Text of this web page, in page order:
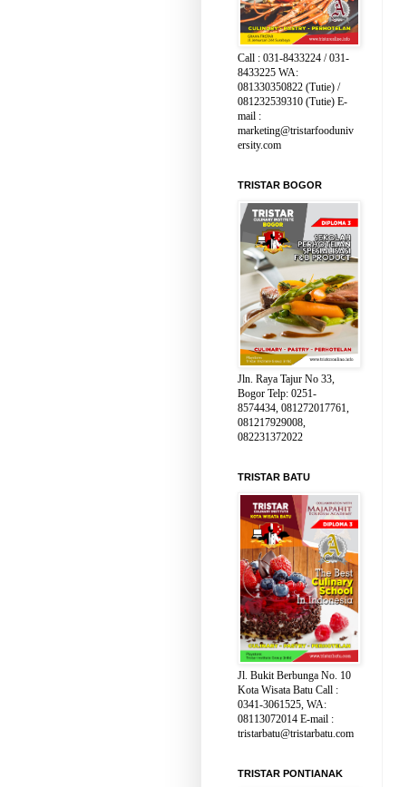
Call : 031-8433224 / 031-
8433225 WA:
081330350822 (Tutie) /
081232539310 (Tutie) E-
mail :
marketing@tristarfooduniv
ersity.com
TRISTAR BOGOR
Jln. Raya Tajur No 33,
Bogor Telp: 0251-
8574434, 081272017761,
081217929008,
082231372022
TRISTAR BATU
Jl. Bukit Berbunga No. 10
Kota Wisata Batu Call :
0341-3061525, WA:
08113072014 E-mail :
tristarbatu@tristarbatu.com
TRISTAR PONTIANAK